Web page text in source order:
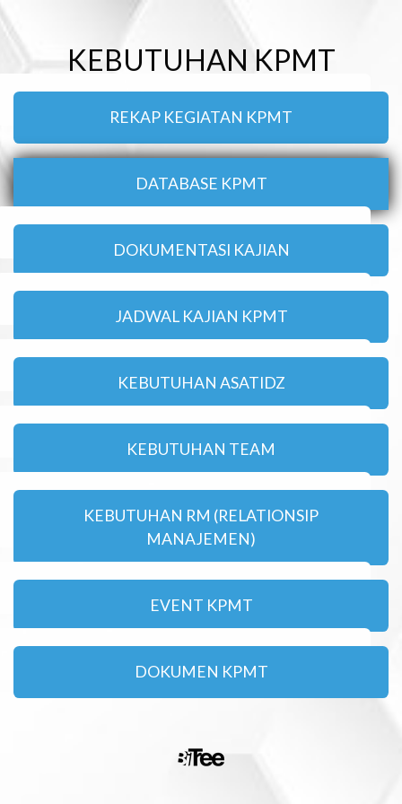
KEBUTUHAN KPMT
REKAP KEGIATAN KPMT
DATABASE KPMT
DOKUMENTASI KAJIAN
JADWAL KAJIAN KPMT
KEBUTUHAN ASATIDZ
KEBUTUHAN TEAM
KEBUTUHAN RM (RELATIONSIP
MANAJEMEN)
EVENT KPMT
DOKUMEN KPMT